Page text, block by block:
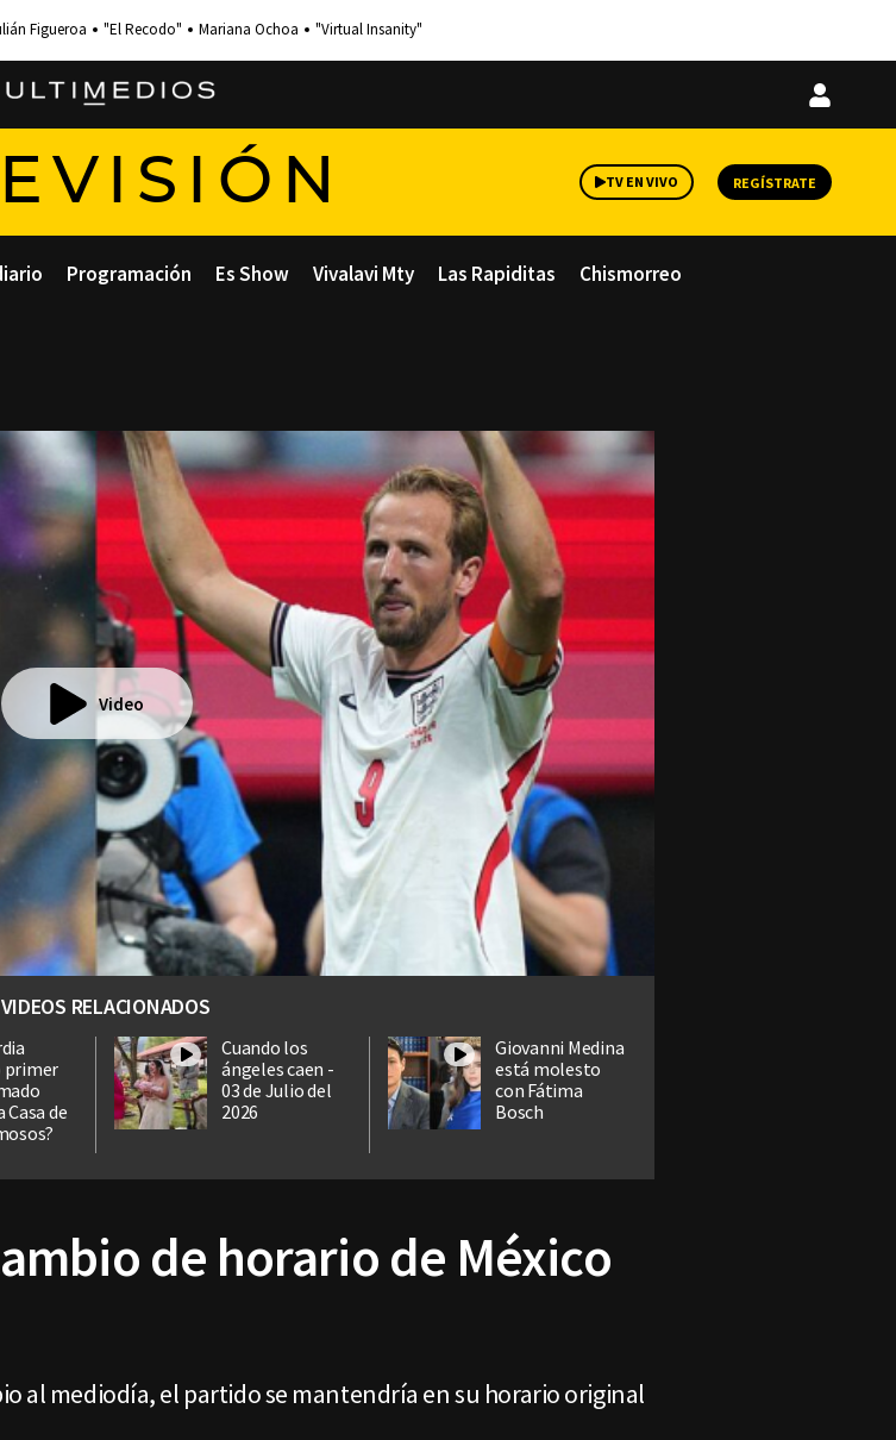
Figueroa "El Recodo" Mariana Ochoa "Virtual Insanity"
Iniciar
TV EN VIVO REGÍSTRATE
Programación Es Show Vivalavi Mty Las Rapiditas Chismorreo
Video
VIDEOS RELACIONADOS
primer
Casa de
Cuando los
ángeles caen -
03 de Julio del
2026
Giovanni Medina
está molesto
con Fátima
Bosch
de horario de México
al mediodía, el partido se mantendría en su horario original